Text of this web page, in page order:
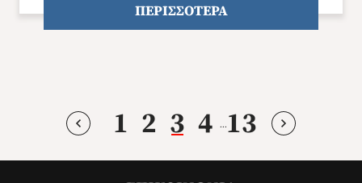
ΠΕΡΙΣΣΟΤΕΡΑ
1 2 3 4 ...13